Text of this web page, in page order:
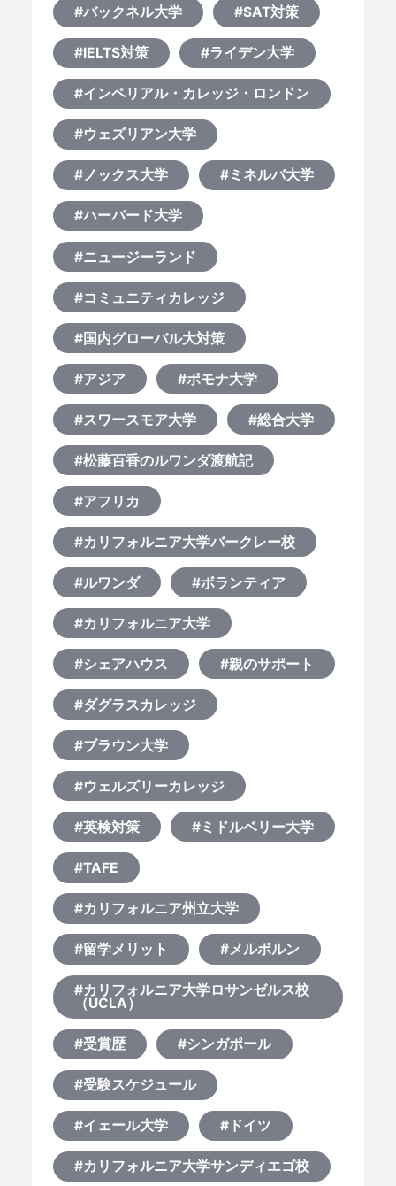
#バックネル大学 #SAT対策
#IELTS対策 #ライデン大学
#インペリアル・カレッジ・ロンドン
#ウェズリアン大学
#ノックス大学 #ミネルバ大学
#ハーバード大学
#ニュージーランド
#コミュニティカレッジ
#国内グローバル大対策
#アジア #ポモナ大学
#スワースモア大学 #総合大学
#松藤百香のルワンダ渡航記
#アフリカ
#カリフォルニア大学バークレー校
#ルワンダ #ボランティア
#カリフォルニア大学
#シェアハウス #親のサポート
#ダグラスカレッジ
#ブラウン大学
#ウェルズリーカレッジ
#英検対策 #ミドルベリー大学
#TAFE
#カリフォルニア州立大学
#留学メリット #メルボルン
#カリフォルニア大学ロサンゼルス校
（UCLA）
#受賞歴 #シンガポール
#受験スケジュール
#イェール大学 #ドイツ
#カリフォルニア大学サンディエゴ校